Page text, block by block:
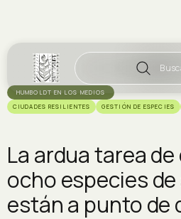
HUMBOLDT EN LOS MEDIOS
CIUDADES RESILIENTES
GESTIÓN DE ESPECIES
La ardua tarea
ocho especies
están a punto de